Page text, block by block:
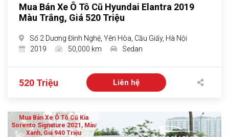
Mua Bán Xe Ô Tô Cũ Hyundai Elantra 2019
Màu Trắng, Giá 520 Triệu
Số 2 Dương Đình Nghệ, Yên Hòa, Cầu Giấy, Hà Nội
2019
50,000 km Sedan
520 Triệu Liên hệ
Mua Bán Xe Ô Tô Cũ Kia
Sorento Signature 2021, Màu
Xanh, Giá 940 Triệu